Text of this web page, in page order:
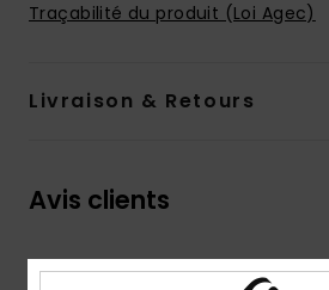
Traçabilité du produit (Loi Agec)
Livraison & Retours
Avis clients
Note moyenne